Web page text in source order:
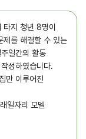
지 청년 8명이
제를 해결할 수 있는
일간의 활동
성하였습니다.
만 이루어진
일자리 모델